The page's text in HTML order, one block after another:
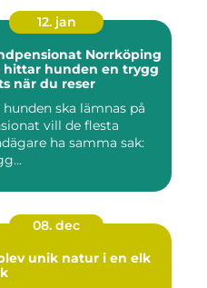
12. jan
Norrköping
hittar hunden en trygg
när du reser
hunden ska lämnas på
vill de flesta
ha samma sak:
08. dec
unik natur i en elk